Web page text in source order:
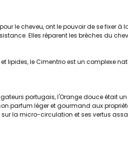
le cheveu, ont le pouvoir de se fixer
Elles réparent les brèches du
lipides, le Cimentrio est un complexe
portugais, l'Orange douce était
parfum léger et gourmand aux
la micro-circulation et ses vertus